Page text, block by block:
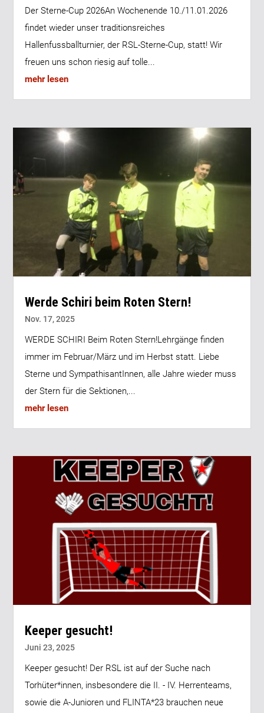
Der Sterne-Cup 2026An Wochenende 10./11.01.2026
findet wieder unser traditionsreiches
Hallenfussballturnier, der RSL-Sterne-Cup, statt! Wir
freuen uns schon riesig auf tolle...
mehr lesen
Werde Schiri beim Roten Stern!
Nov. 17, 2025
WERDE SCHIRI Beim Roten Stern!Lehrgänge finden
immer im Februar/März und im Herbst statt. Liebe
Sterne und SympathisantInnen, alle Jahre wieder muss
der Stern für die Sektionen,...
mehr lesen
Keeper gesucht!
Juni 23, 2025
Keeper gesucht! Der RSL ist auf der Suche nach
Torhüter*innen, insbesondere die II. - IV. Herrenteams,
sowie die A-Junioren und FLINTA*23 brauchen neue